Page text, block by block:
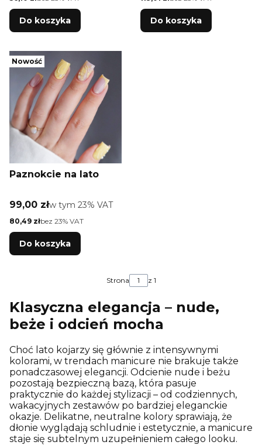
Do koszyka Do koszyka
Nowość
Paznokcie na lato
Cena brutto
99,00 złw tym %s VAT
w tym 23% VAT
Cena netto
80,49 złbez 23% VAT
Do koszyka
Strona z 1
Klasyczna elegancja – nude,
beże i odcień mocha
Choć lato kojarzy się głównie z intensywnymi
kolorami, w trendach manicure nie brakuje także
ponadczasowej elegancji. Odcienie nude i beżu
pozostają bezpieczną bazą, która pasuje
praktycznie do każdej stylizacji – od codziennych,
wakacyjnych zestawów po bardziej eleganckie
okazje. Delikatne, neutralne kolory sprawiają, że
dłonie wyglądają schludnie i estetycznie, a manicure
staje się subtelnym uzupełnieniem całego looku.